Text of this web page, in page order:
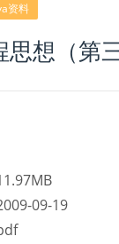
资料
思想（第
09-19